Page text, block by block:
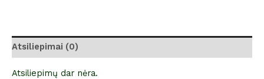
Atsiliepimai (0)
Atsiliepimų dar nėra.